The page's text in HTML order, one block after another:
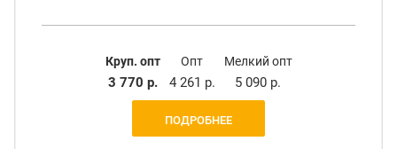
Круп. опт
3 770 р.
Опт
4 261 р.
Мелкий опт
5 090 р.
ПОДРОБНЕЕ